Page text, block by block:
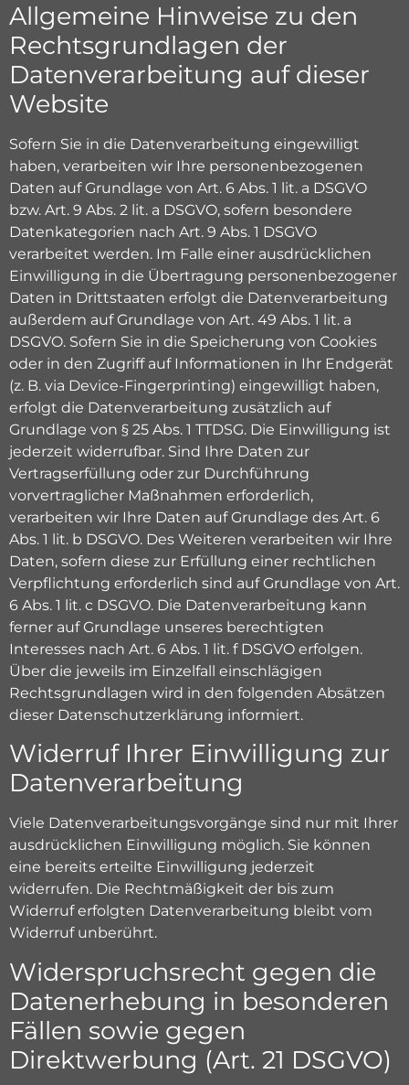
Allgemeine Hinweise zu den
Rechtsgrundlagen der
Datenverarbeitung auf dieser
Website
Sofern Sie in die Datenverarbeitung eingewilligt
haben, verarbeiten wir Ihre personenbezogenen
Daten auf Grundlage von Art. 6 Abs. 1 lit. a DSGVO
bzw. Art. 9 Abs. 2 lit. a DSGVO, sofern besondere
Datenkategorien nach Art. 9 Abs. 1 DSGVO
verarbeitet werden. Im Falle einer ausdrücklichen
Einwilligung in die Übertragung personenbezogener
Daten in Drittstaaten erfolgt die Datenverarbeitung
außerdem auf Grundlage von Art. 49 Abs. 1 lit. a
DSGVO. Sofern Sie in die Speicherung von Cookies
oder in den Zugriff auf Informationen in Ihr Endgerät
(z. B. via Device-Fingerprinting) eingewilligt haben,
erfolgt die Datenverarbeitung zusätzlich auf
Grundlage von § 25 Abs. 1 TTDSG. Die Einwilligung ist
jederzeit widerrufbar. Sind Ihre Daten zur
Vertragserfüllung oder zur Durchführung
vorvertraglicher Maßnahmen erforderlich,
verarbeiten wir Ihre Daten auf Grundlage des Art. 6
Abs. 1 lit. b DSGVO. Des Weiteren verarbeiten wir Ihre
Daten, sofern diese zur Erfüllung einer rechtlichen
Verpflichtung erforderlich sind auf Grundlage von Art.
6 Abs. 1 lit. c DSGVO. Die Datenverarbeitung kann
ferner auf Grundlage unseres berechtigten
Interesses nach Art. 6 Abs. 1 lit. f DSGVO erfolgen.
Über die jeweils im Einzelfall einschlägigen
Rechtsgrundlagen wird in den folgenden Absätzen
dieser Datenschutzerklärung informiert.
Widerruf Ihrer Einwilligung zur
Datenverarbeitung
Viele Datenverarbeitungsvorgänge sind nur mit Ihrer
ausdrücklichen Einwilligung möglich. Sie können
eine bereits erteilte Einwilligung jederzeit
widerrufen. Die Rechtmäßigkeit der bis zum
Widerruf erfolgten Datenverarbeitung bleibt vom
Widerruf unberührt.
Widerspruchsrecht gegen die
Datenerhebung in besonderen
Fällen sowie gegen
Direktwerbung (Art. 21 DSGVO)